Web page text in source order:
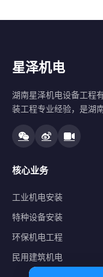
星泽机电
湖南星泽机电设备工程
装工程专业经验，是湖
核心业务
工业机电安装
特种设备安装
环保机电工程
民用建筑机电